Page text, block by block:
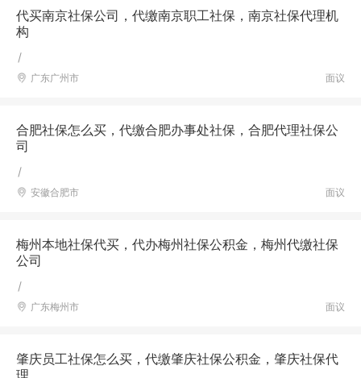
代买南京社保公司，代缴南京职工社保，南京社保代理机
构
/
面议
广东广州市
合肥社保怎么买，代缴合肥办事处社保，合肥代理社保公
司
/
面议
安徽合肥市
梅州本地社保代买，代办梅州社保公积金，梅州代缴社保
公司
/
面议
广东梅州市
肇庆员工社保怎么买，代缴肇庆社保公积金，肇庆社保代
理